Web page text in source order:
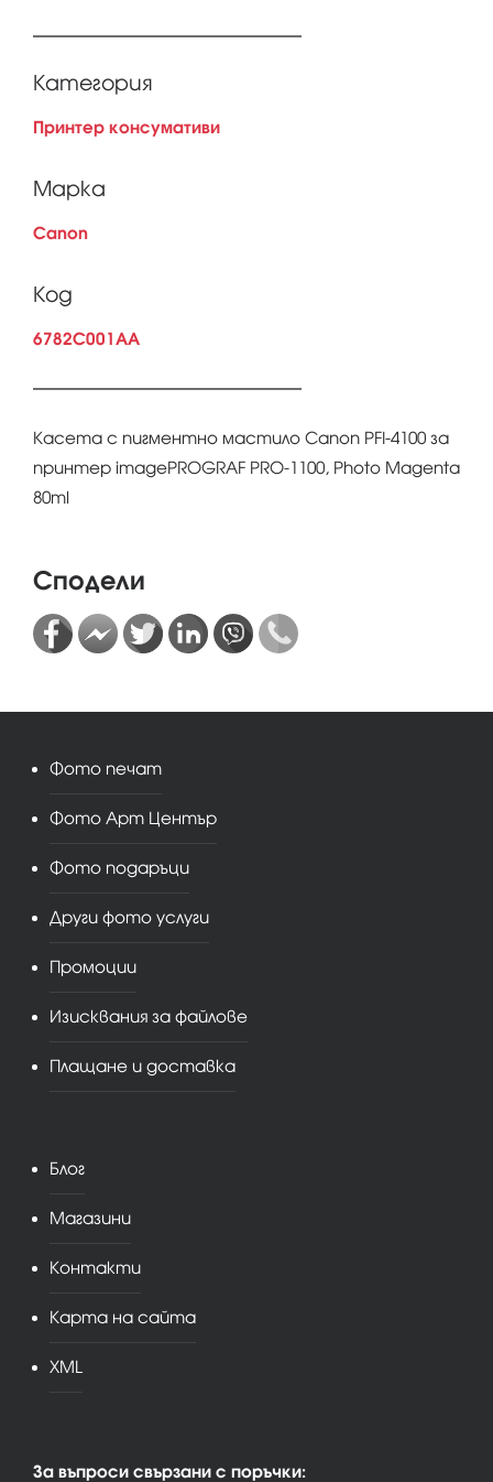
Категория
Принтер консумативи
Марка
Canon
Код
6782C001AA
Касета с пигментно мастило Canon PFI-4100 за
принтер imagePROGRAF PRO-1100, Photo Magenta
80ml
Сподели
Фото печат
Фото Арт Център
Фото подаръци
Други фото услуги
Промоции
Изисквания за файлове
Плащане и доставка
Блог
Магазини
Контакти
Карта на сайта
XML
За въпроси свързани с поръчки: